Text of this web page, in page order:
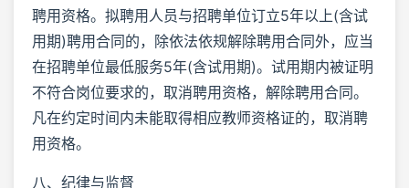
聘用资格。拟聘用人员与招聘单位订立5年以上(含试
用期)聘用合同的，除依法依规解除聘用合同外，应当
在招聘单位最低服务5年(含试用期)。试用期内被证明
不符合岗位要求的，取消聘用资格，解除聘用合同。
凡在约定时间内未能取得相应教师资格证的，取消聘
用资格。
八、纪律与监督